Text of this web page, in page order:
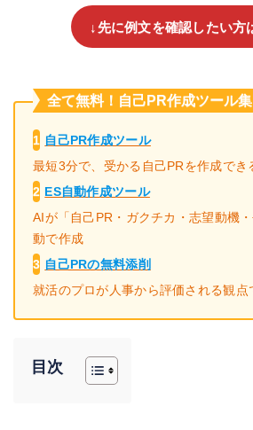
↓先に例文を確認したい方
全て無料！自己PR作成ツール集
1 自己PR作成ツール
最短3分で、受かる自己PRを作成でき
2 ES自動作成ツール
AIが「自己PR・ガクチカ・志望動機
動で作成
3 自己PRの無料添削
就活のプロが人事から評価される観点
目次